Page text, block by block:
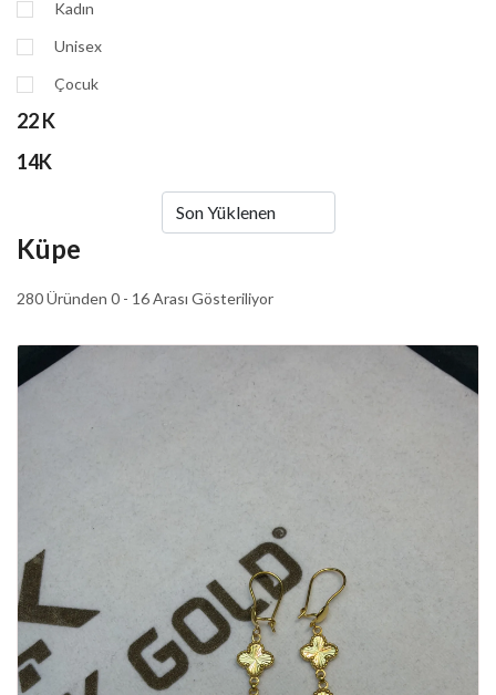
Kadın
Unisex
Çocuk
22 K
14K
Küpe
280 Üründen 0 - 16 Arası Gösteriliyor